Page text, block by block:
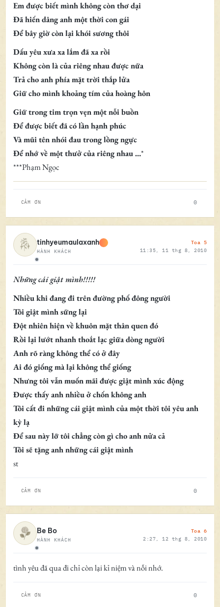
Em được biết mình không còn thơ dại
Đã hiến dâng anh một thời con gái
Để bây giờ còn lại khói sương thôi
Dấu yêu xưa xa lắm đã xa rồi
Không còn là của riêng nhau được nữa
Trả cho anh phía mặt trời thắp lửa
Giữ cho mình khoảng tím của hoàng hôn
Giữ trong tim trọn vẹn một nỗi buồn
Để được biết đã có lần hạnh phúc
Và mũi tên nhói đau trong lồng ngực
Để nhớ về một thưở của riêng nhau …*
***Phạm Ngọc
CẢM ƠN 0
Ngoại tuyến
tinhyeumaulaxanh
HÀNH KHÁCH
Toa 5
11:35, 11 thg 8, 2010
Những cái giật mình!!!!!
Nhiều khi đang đi trên đường phố đông người
Tôi giật mình sững lại
Đột nhiên hiện về khuôn mặt thân quen đó
Rồi lại lướt nhanh thoắt lạc giữa dòng người
Anh rõ ràng không thể có ở đây
Ai đó giống mà lại không thể giống
Nhưng tôi vẫn muốn mãi được giật mình xúc động
Được thấy anh nhiều ở chốn không anh
Tôi cất đi những cái giật mình của một thời tôi yêu anh
kỳ lạ
Để sau này lỡ tôi chẳng còn gì cho anh nửa cả
Tôi sẽ tặng anh những cái giật mình
st
CẢM ƠN 0
Ngoại tuyến
Be Bo
HÀNH KHÁCH
Toa 6
2:27, 12 thg 8, 2010
tình yêu đã qua đi chỉ còn lại kỉ niệm và nỗi nhớ.
CẢM ƠN 0